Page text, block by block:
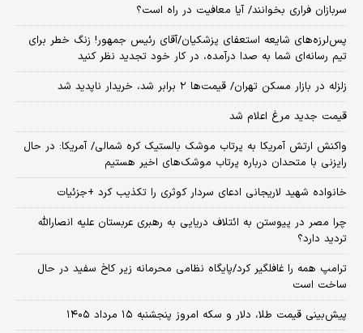
سربازان فراری بخوانند/ آیا معافیت در راه است؟
پس‌لرزه‌های شایعه استعفای پزشکیان/آقای رئیس جمهور! زنگ خطر برای
تیم رسانه‌ای شما به صدا درآمده، در کار خود تجدید نظر کنید
زلزله در بازار مسکن تهران/ قیمت‌ها ۲ برابر شد، خریدار ناپدید شد
قیمت جدید مرغ اعلام شد
واکنش ارتش آمریکا به پرتاب موشک بالستیک کره شمالی/ آمریکا: در حال
رایزنی با متحدان درباره پرتاب موشک‌های اخیر هستیم
خانواده شهید لاریجانی ادعای سردار کوثری را تکذیب کرد +جزئیات
چرا مصر در پیوستن به ائتلاف دریایی به رهبری عربستان علیه انصارالله
تردید دارد؟
ترامپ همه را غافلگیر کرد/پایگاه نظامی محرمانه زیر کاخ سفید در حال
ساخت است
پیش‌بینی قیمت طلا، دلار و سکه امروز پنجشنبه ۱۵ مرداد ۱۴۰۵